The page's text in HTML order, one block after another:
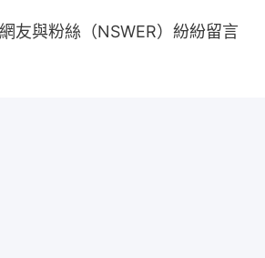
友與粉絲（NSWER）紛紛留言